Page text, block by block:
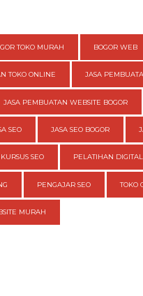
TOKO MURAH BOGOR WEB
TOKO ONLINE JASA
JASA PEMBUATAN WEBSITE BOGOR
SEO JASA SEO BOGOR
KURSUS SEO PELATIHAN
PENGAJAR SEO TOKO
MURAH